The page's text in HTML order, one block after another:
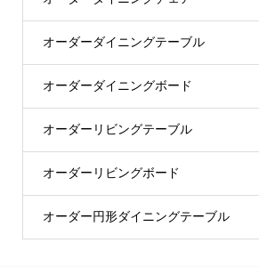
オーダーダイニングテーブル
オーダーダイニングボード
オーダーリビングテーブル
オーダーリビングボード
オーダー円形ダイニングテーブル